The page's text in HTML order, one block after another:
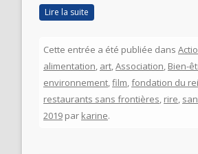
Lire la suite
Cette entrée a été publiée dans
alimentation, art,Association, Bien-
environnement,film,fondation du
restaurants sans frontières, rire,
2019 par karine.